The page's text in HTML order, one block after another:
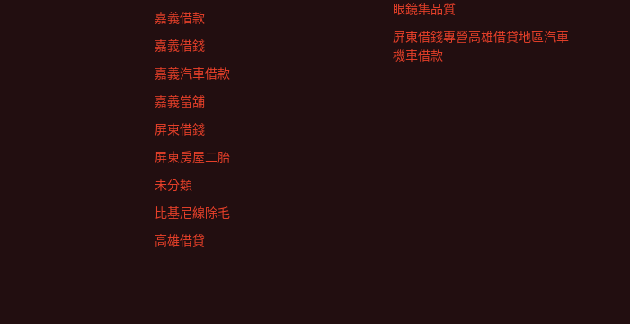
眼鏡集品質
屏東借錢專營高雄借貸地區汽車
機車借款
嘉義借款
嘉義借錢
嘉義汽車借款
嘉義當舖
屏東借錢
屏東房屋二胎
未分類
比基尼線除毛
高雄借貸